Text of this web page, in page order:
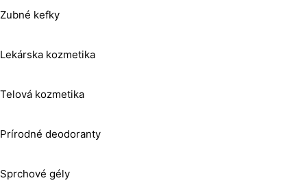
Zubné kefky
Lekárska kozmetika
Telová kozmetika
Prírodné deodoranty
Sprchové gély